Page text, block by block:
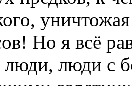
Но я всё
люди, люди с